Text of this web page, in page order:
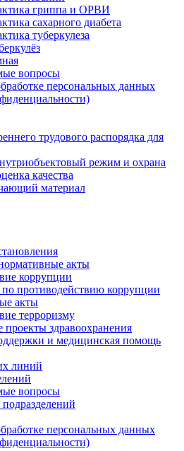
гриппа и ОРВИ
сахарного диабета
туберкулеза
вопросы
персональных данных
трудового распорядка для
режим и охрана
качества
материал
акты
коррупции
противодействию коррупции
акты
терроризму
здравоохранения
и медицинская помощь
линий
вопросы
персональных данных